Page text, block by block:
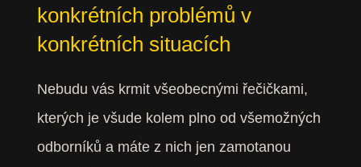
konkrétních problémů v
konkrétních situacích
Nebudu vás krmit všeobecnými řečičkami,
kterých je všude kolem plno od všemožných
odborníků a máte z nich jen zamotanou